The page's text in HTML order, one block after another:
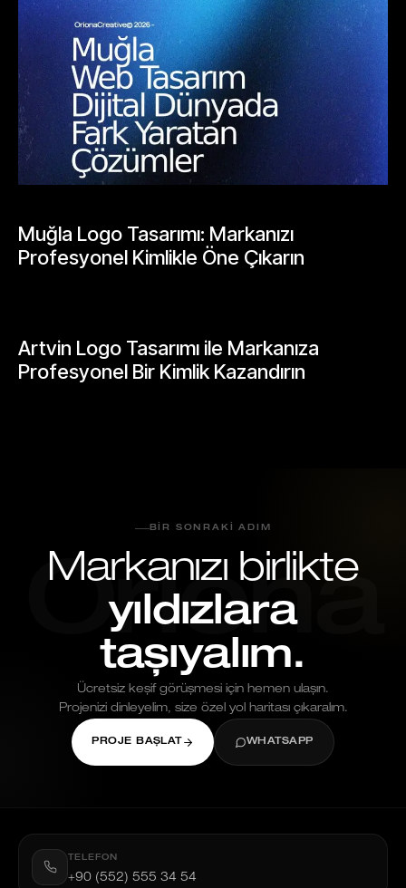
Muğla Logo Tasarımı: Markanızı
Profesyonel Kimlikle Öne Çıkarın
Artvin Logo Tasarımı ile Markanıza
Profesyonel Bir Kimlik Kazandırın
Oriona
BIR SONRAKI ADIM
Markanızı birlikte
yıldızlara
taşıyalım.
Ücretsiz keşif görüşmesi için hemen ulaşın.
Projenizi dinleyelim, size özel yol haritası çıkaralım.
PROJE BAŞLAT WHATSAPP
TELEFON
+90 (552) 555 34 54